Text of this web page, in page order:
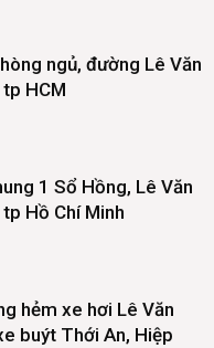
ngủ, đường Lê Văn
HCM
1 Sổ Hồng, Lê Văn
Hồ Chí Minh
hẻm xe hơi Lê Văn
buýt Thới An, Hiệp